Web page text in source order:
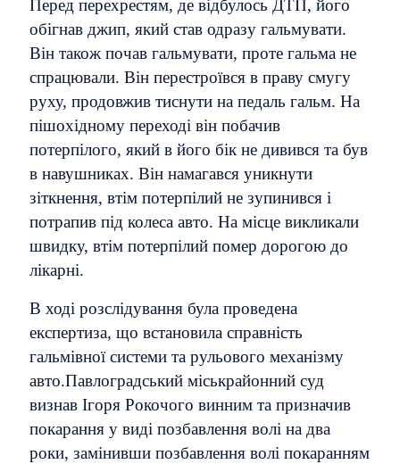
Перед перехрестям, де відбулось ДТП, його
обігнав джип, який став одразу гальмувати.
Він також почав гальмувати, проте гальма не
спрацювали. Він перестроївся в праву смугу
руху, продовжив тиснути на педаль гальм. На
пішохідному переході він побачив
потерпілого, який в його бік не дивився та був
в навушниках. Він намагався уникнути
зіткнення, втім потерпілий не зупинився і
потрапив під колеса авто. На місце викликали
швидку, втім потерпілий помер дорогою до
лікарні.
В ході розслідування була проведена
експертиза, що встановила справність
гальмівної системи та рульового механізму
авто.Павлоградський міськрайонний суд
визнав Ігоря Рокочого винним та призначив
покарання у виді позбавлення волі на два
роки, замінивши позбавлення волі покаранням